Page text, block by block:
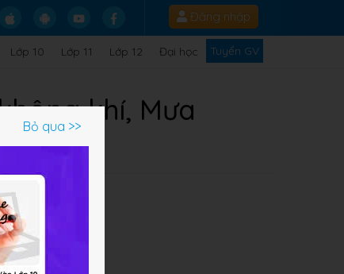
Đăng nhập
Lớp 10 Lớp 11 Lớp 12 Đại học Tuyển GV
khí, Mưa
Bỏ qua >>